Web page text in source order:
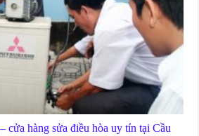
cửa hàng sửa điều hòa uy tín tại Cầu